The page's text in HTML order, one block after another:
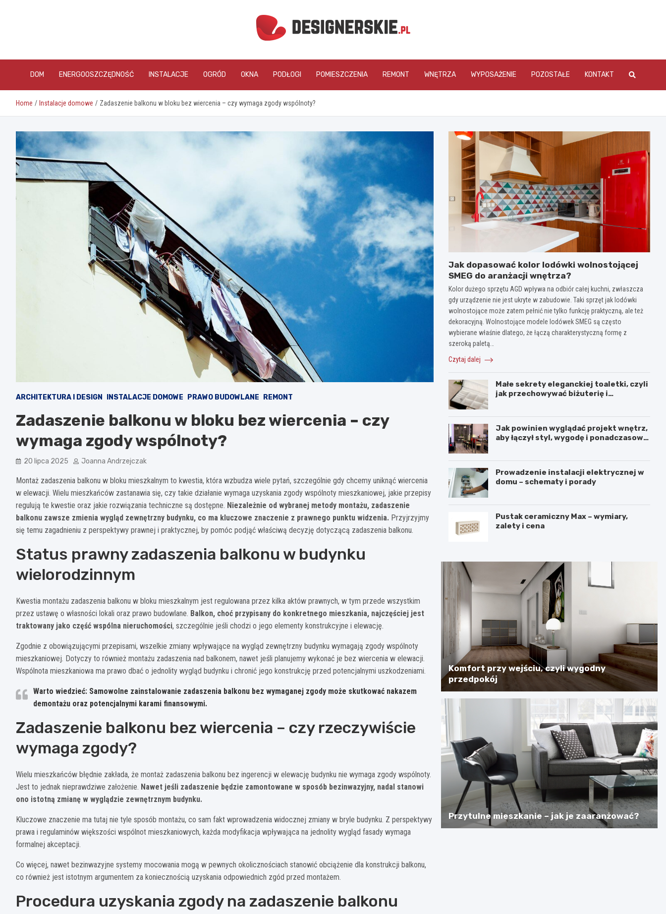
designerskie.pl
DOM ENERGOOSZCZĘDNOŚĆ INSTALACJE OGRÓD OKNA PODŁOGI POMIESZCZENIA REMONT WNĘTRZA WYPOSAŻENIE POZOSTAŁE KONTAKT
Home Instalacje domowe Zadaszenie balkonu w bloku bez wiercenia – czy wymaga zgody wspólnoty?
ARCHITEKTURA I DESIGN INSTALACJE DOMOWE PRAWO BUDOWLANE REMONT
Zadaszenie balkonu w bloku bez wiercenia – czy
wymaga zgody wspólnoty?
20 lipca 2025 Joanna Andrzejczak
Montaż zadaszenia balkonu w bloku mieszkalnym to kwestia, która wzbudza wiele pytań, szczególnie gdy chcemy uniknąć wiercenia
w elewacji. Wielu mieszkańców zastanawia się, czy takie działanie wymaga uzyskania zgody wspólnoty mieszkaniowej, jakie przepisy
regulują te kwestie oraz jakie rozwiązania techniczne są dostępne. Niezależnie od wybranej metody montażu, zadaszenie
balkonu zawsze zmienia wygląd zewnętrzny budynku, co ma kluczowe znaczenie z prawnego punktu widzenia. Przyjrzyjmy
się temu zagadnieniu z perspektywy prawnej i praktycznej, by pomóc podjąć właściwą decyzję dotyczącą zadaszenia balkonu.
Status prawny zadaszenia balkonu w budynku
wielorodzinnym
Kwestia montażu zadaszenia balkonu w bloku mieszkalnym jest regulowana przez kilka aktów prawnych, w tym przede wszystkim
przez ustawę o własności lokali oraz prawo budowlane. Balkon, choć przypisany do konkretnego mieszkania, najczęściej jest
traktowany jako część wspólna nieruchomości, szczególnie jeśli chodzi o jego elementy konstrukcyjne i elewację.
Zgodnie z obowiązującymi przepisami, wszelkie zmiany wpływające na wygląd zewnętrzny budynku wymagają zgody wspólnoty
mieszkaniowej. Dotyczy to również montażu zadaszenia nad balkonem, nawet jeśli planujemy wykonać je bez wiercenia w elewacji.
Wspólnota mieszkaniowa ma prawo dbać o jednolity wygląd budynku i chronić jego konstrukcję przed potencjalnymi uszkodzeniami.
Warto wiedzieć: Samowolne zainstalowanie zadaszenia balkonu bez wymaganej zgody może skutkować nakazem
demontażu oraz potencjalnymi karami finansowymi.
Zadaszenie balkonu bez wiercenia – czy rzeczywiście
wymaga zgody?
Wielu mieszkańców błędnie zakłada, że montaż zadaszenia balkonu bez ingerencji w elewację budynku nie wymaga zgody wspólnoty.
Jest to jednak nieprawdziwe założenie. Nawet jeśli zadaszenie będzie zamontowane w sposób bezinwazyjny, nadal stanowi
ono istotną zmianę w wyglądzie zewnętrznym budynku.
Kluczowe znaczenie ma tutaj nie tyle sposób montażu, co sam fakt wprowadzenia widocznej zmiany w bryle budynku. Z perspektywy
prawa i regulaminów większości wspólnot mieszkaniowych, każda modyfikacja wpływająca na jednolity wygląd fasady wymaga
formalnej akceptacji.
Co więcej, nawet bezinwazyjne systemy mocowania mogą w pewnych okolicznościach stanowić obciążenie dla konstrukcji balkonu,
co również jest istotnym argumentem za koniecznością uzyskania odpowiednich zgód przed montażem.
Procedura uzyskania zgody na zadaszenie balkonu
Jak dopasować kolor lodówki wolnostojącej
SMEG do aranżacji wnętrza?
Kolor dużego sprzętu AGD wpływa na odbiór całej kuchni, zwłaszcza
gdy urządzenie nie jest ukryte w zabudowie. Taki sprzęt jak lodówki
wolnostojące może zatem pełnić nie tylko funkcję praktyczną, ale też
dekoracyjną. Wolnostojące modele lodówek SMEG są często
wybierane właśnie dlatego, że łączą charakterystyczną formę z
szeroką paletą…
Czytaj dalej
Małe sekrety eleganckiej toaletki, czyli
jak przechowywać biżuterię i
Jak powinien wyglądać projekt wnętrz,
aby łączył styl, wygodę i ponadczasową
Prowadzenie instalacji elektrycznej w
domu – schematy i porady
Pustak ceramiczny Max – wymiary,
zalety i cena
Komfort przy wejściu, czyli wygodny
przedpokój
Przytulne mieszkanie – jak je zaaranżować?